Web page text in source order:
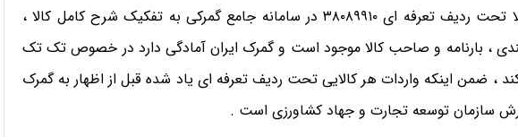
اطلاعات واردات هر نوع کالا تحت ردیف تعرفه ای ۳۸۰۸۹۹۱۰ در سامانه جامع گمرکی به تفکیک شرح کامل کالا ،
بندی ، بارنامه و صاحب کالا موجود است و گمرک ایران آمادگی دارد در خصوص تک تک
، ضمن اینکه واردات هر کالایی تحت ردیف تعرفه ای یاد شده قبل از اظهار به گمرک
سازمان توسعه تجارت و جهاد کشاورزی است .